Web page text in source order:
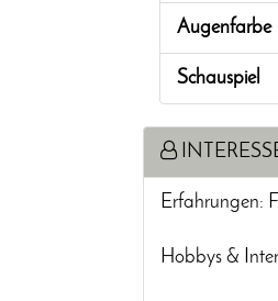
Augenfarbe
Schauspiel
Erfahrungen:
Hobbys &